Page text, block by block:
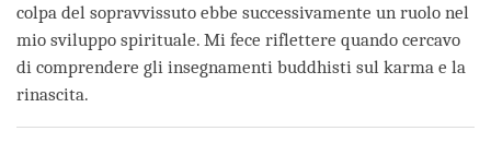
colpa del sopravvissuto ebbe successivamente un ruolo nel
mio sviluppo spirituale. Mi fece riflettere quando cercavo
di comprendere gli insegnamenti buddhisti sul karma e la
rinascita.